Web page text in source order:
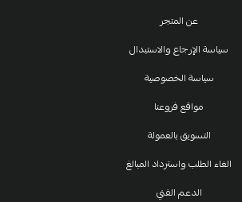
عن المتجر
سياسة الإرجاع والاستبدال
سياسة الخصوصية
مواقع فروعنا
التسويق بالعمولة
الغاء الطلب واسترداد المبالغ
الدعم الفني